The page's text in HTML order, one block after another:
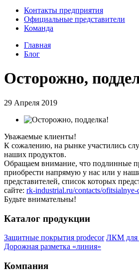
Контакты предприятия
Официальные представители
Команда
Главная
Блог
Осторожно,
29 Апреля 2019
Уважаемые клиенты!
К сожалению, на рынке участились
наших продуктов.
Обращаем внимание, что подлинные
приобрести напрямую у нас или у
представителей, список которых
сайте: rk-industrial.ru/contacts/
Будьте внимательны!
Каталог продукции
Защитные покрытия prodecor ЛКМ для
Дорожная разметка «линия»
Компания